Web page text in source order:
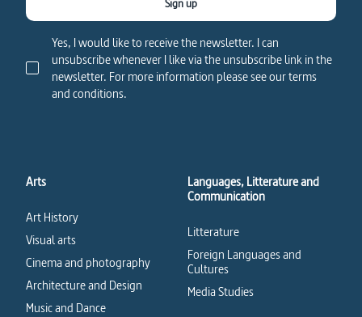
Yes, I would like to receive the newsletter. I can
unsubscribe whenever I like via the unsubscribe link in the
newsletter. For more information please see our terms
and conditions.
Arts
Art History
Visual arts
Cinema and photography
Architecture and Design
Music and Dance
Languages, Litterature and
Communication
Litterature
Foreign Languages and
Cultures
Media Studies